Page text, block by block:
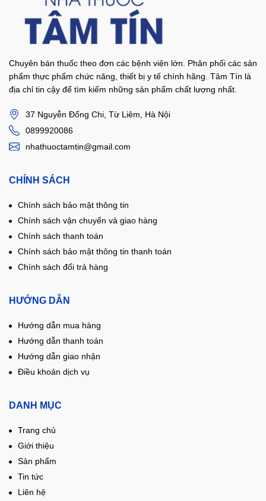
Chuyên bán thuốc theo đơn các bệnh viện lớn. Phân phối các sản
phẩm thực phẩm chức năng, thiết bị y tế chính hãng. Tâm Tín là
địa chỉ tin cậy để tìm kiếm những sản phẩm chất lượng nhất.
37 Nguyễn Đổng Chi, Từ Liêm, Hà Nội
0899920086
nhathuoctamtin@gmail.com
CHÍNH SÁCH
Chính sách bảo mật thông tin
Chính sách vận chuyển và giao hàng
Chính sách thanh toán
Chính sách bảo mật thông tin thanh toán
Chính sách đổi trả hàng
HƯỚNG DẪN
Hướng dẫn mua hàng
Hướng dẫn thanh toán
Hướng dẫn giao nhận
Điều khoản dịch vụ
DANH MỤC
Trang chủ
Giới thiệu
Sản phẩm
Tin tức
Liên hệ